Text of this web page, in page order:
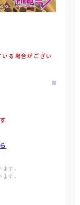
る場合がござい
す。
す。